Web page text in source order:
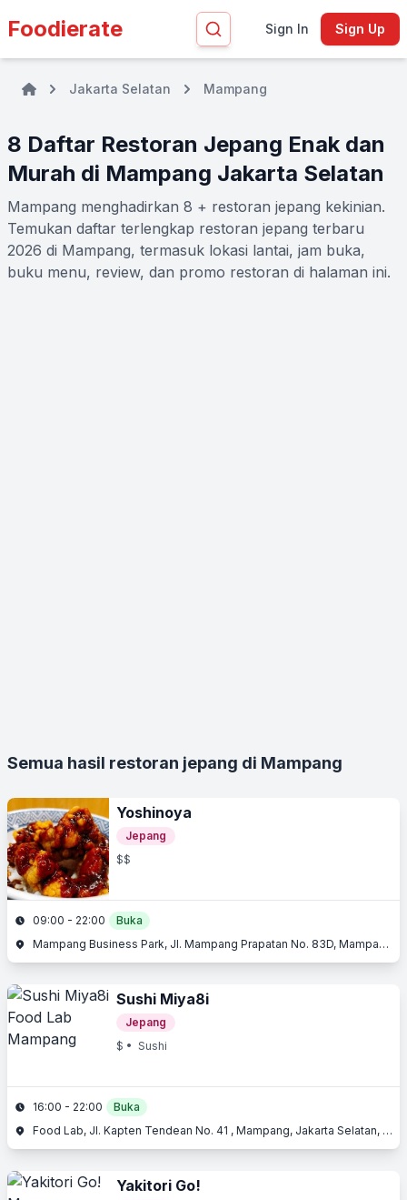
Foodierate Sign In Sign Up
Jakarta Selatan Mampang
8 Daftar Restoran Jepang Enak dan
Murah di Mampang Jakarta Selatan
Mampang menghadirkan 8 + restoran jepang kekinian.
Temukan daftar terlengkap restoran jepang terbaru
2026 di Mampang, termasuk lokasi lantai, jam buka,
buku menu, review, dan promo restoran di halaman ini.
Semua hasil restoran jepang di Mampang
Yoshinoya
Jepang
$$
09:00 - 22:00
Buka
Mampang Business Park, Jl. Mampang Prapatan No. 83D, Mampang, Jakarta Selatan, Jakarta
Sushi Miya8i
Jepang
$ • Sushi
16:00 - 22:00
Buka
Food Lab, Jl. Kapten Tendean No. 41 , Mampang, Jakarta Selatan, Jakarta
Yakitori Go!